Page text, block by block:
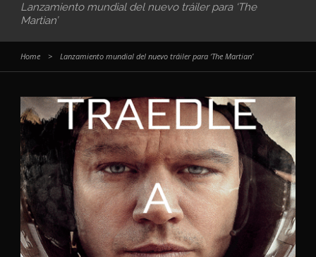
Lanzamiento mundial del nuevo tráiler para ‘The
Martian’
Home > Lanzamiento mundial del nuevo tráiler para ‘The Martian’